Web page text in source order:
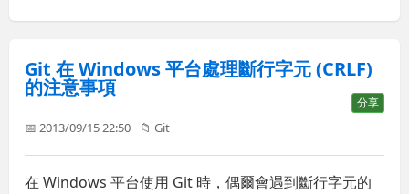
Git 在 Windows 平台處理斷行字元 (CRLF)
的注意事項
分享
📅 2013/09/15 22:50 📁Git
在 Windows 平台使用 Git 時，偶爾會遇到斷行字元的